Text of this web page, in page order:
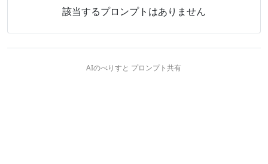
該当するプロンプトはありません
AIのべりすと プロンプト共有